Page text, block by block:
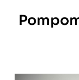
Prestations